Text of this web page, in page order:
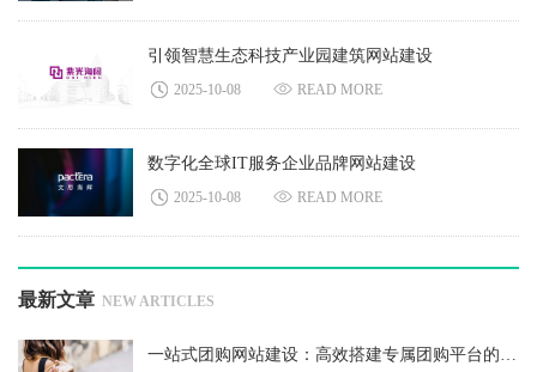
引领智慧生态科技产业园建筑网站建设
2025-10-08 READ MORE
数字化全球IT服务企业品牌网站建设
2025-10-08 READ MORE
最新文章 NEW ARTICLES
一站式团购网站建设：高效搭建专属团购平台的完整方案